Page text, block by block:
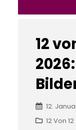
12
12.
12 Von 12